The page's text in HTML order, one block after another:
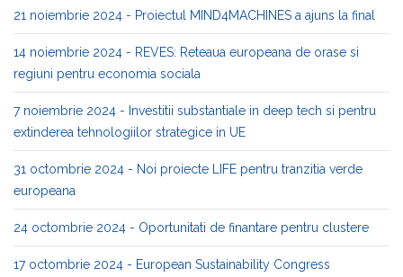
21 noiembrie 2024 - Proiectul MIND4MACHINES a ajuns la final
14 noiembrie 2024 - REVES: Reteaua europeana de orase si
regiuni pentru economia sociala
7 noiembrie 2024 - Investitii substantiale in deep tech si pentru
extinderea tehnologiilor strategice in UE
31 octombrie 2024 - Noi proiecte LIFE pentru tranzitia verde
europeana
24 octombrie 2024 - Oportunitati de finantare pentru clustere
17 octombrie 2024 - European Sustainability Congress